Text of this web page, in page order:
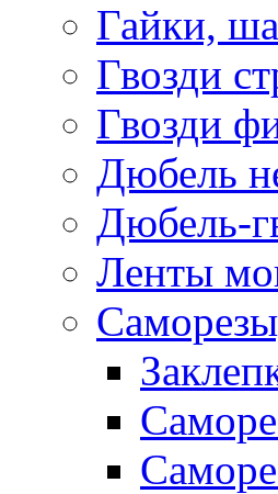
Гайки,
Гвозди
Гвозди
Дюбель
Дюбель-
Ленты